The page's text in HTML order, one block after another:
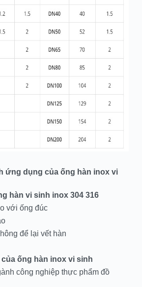
ứng dụng của ống hàn inox vi
hàn vi sinh inox 304 316
với ống đúc
để lại vết hàn
ống hàn inox vi sinh
công nghiệp thực phẩm đồ